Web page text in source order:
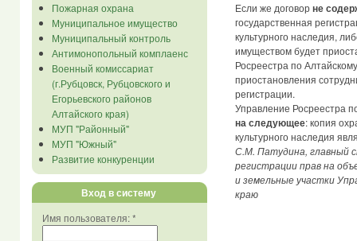
Пожарная охрана
Муниципальное имущество
Муниципальный контроль
Антимонопольный комплаенс
Военный комиссариат
(г.Рубцовск, Рубцовского и
Егорьевского районов
Алтайского края)
МУП "Районный"
МУП "Южный"
Развитие конкуренции
Вход в систему
Имя пользователя:*
Если же договорне
государственная
культурного наследия,
имуществом будет
Росреестра по
приостановления
регистрации.
Управление Росреестра
на следующее: копия
культурного наследия
С.М. Патудина, главный
регистрации прав на
и земельные участки
краю